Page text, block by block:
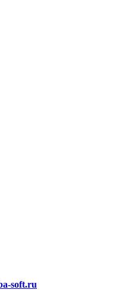
soft.ru